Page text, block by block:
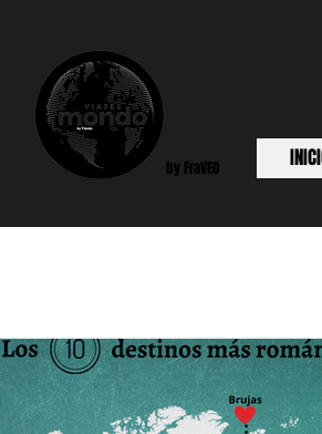
by FraVEO